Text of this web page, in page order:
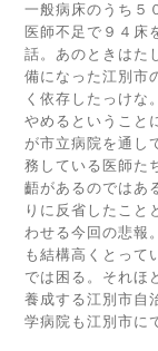
一般病床のうち５
医師不足で９４床
話。あのときはた
備になった江別市
く依存したっけな
やめるということ
が市立病院を通し
務している医師た
齬があるのではあ
りに反省したこと
わせる今回の悲報
も結構高くとって
では困る。それほ
養成する江別市自
学病院も江別市に